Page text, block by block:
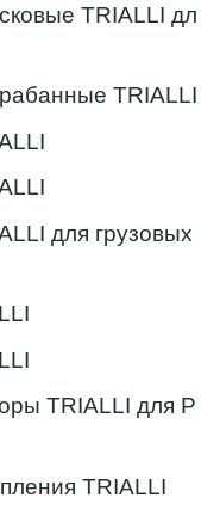
TRIALLI дл
TRIALLI
для грузовых
TRIALLI для P
TRIALLI